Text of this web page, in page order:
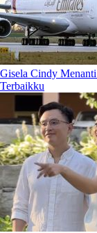
Gisela Cindy
Terbaikku